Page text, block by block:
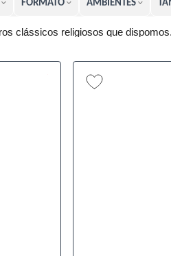
FORMATO AMBIENTES
clássicos religiosos que